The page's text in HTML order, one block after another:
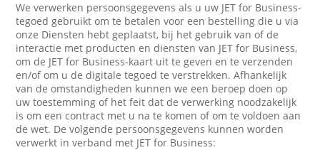
We verwerken persoonsgegevens als u uw JET for Business-
tegoed gebruikt om te betalen voor een bestelling die u via
onze Diensten hebt geplaatst, bij het gebruik van of de
interactie met producten en diensten van JET for Business,
om de JET for Business-kaart uit te geven en te verzenden
en/of om u de digitale tegoed te verstrekken. Afhankelijk
van de omstandigheden kunnen we een beroep doen op
uw toestemming of het feit dat de verwerking noodzakelijk
is om een contract met u na te komen of om te voldoen aan
de wet. De volgende persoonsgegevens kunnen worden
verwerkt in verband met JET for Business: